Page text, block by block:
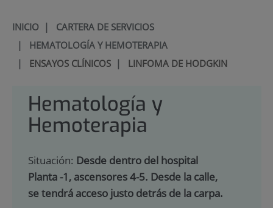
INICIO| CARTERA DE SERVICIOS
| HEMATOLOGÍA Y HEMOTERAPIA
| ENSAYOS CLÍNICOS| LINFOMA DE HODGKIN
Hematología y
Hemoterapia
Situación: Desde dentro del hospital
Planta -1, ascensores 4-5. Desde la calle,
se tendrá acceso justo detrás de la carpa.